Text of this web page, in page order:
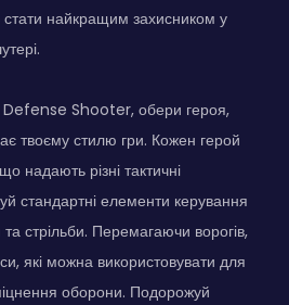
найкращим захисником у
Shooter, обери героя,
твоєму стилю гри. Кожен герой
надають різні тактичні
стандартні елементи керування
стрільби. Перемагаючи ворогів,
які можна використовувати для
оборони. Подорожуй